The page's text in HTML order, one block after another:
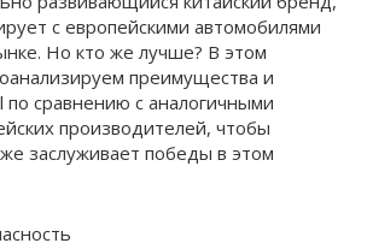
с европейскими автомобилями
Но кто же лучше? В этом
преимущества и
по сравнению с аналогичными
производителей, чтобы
заслуживает победы в этом